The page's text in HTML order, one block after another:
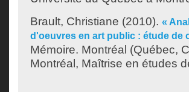
Brault, Christiane (2010). «
d'oeuvres en art public : étude de
Mémoire. Montréal (Québec,
Montréal, Maîtrise en études